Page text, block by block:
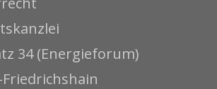
34 (Energieforum)